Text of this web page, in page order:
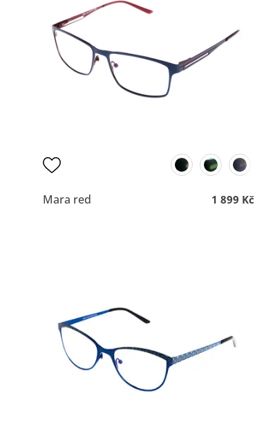
Mara red 1 899 Kč